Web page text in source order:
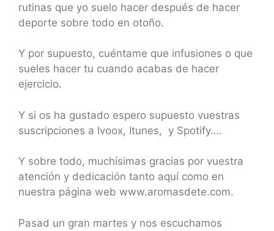
rutinas que yo suelo hacer después de hacer
deporte sobre todo en otoño.
Y por supuesto, cuéntame que infusiones o que
sueles hacer tu cuando acabas de hacer
ejercicio.
Y si os ha gustado espero supuesto vuestras
suscripciones a Ivoox, Itunes, y Spotify….
Y sobre todo, muchísimas gracias por vuestra
atención y dedicación tanto aquí como en
nuestra página web www.aromasdete.com.
Pasad un gran martes y nos escuchamos